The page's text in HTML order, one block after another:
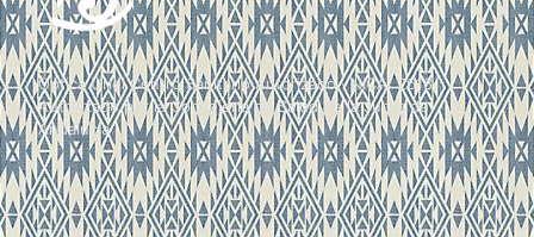
Óptica Uriel Centro Sanitario Autorizado · NICA: 2618
Autorizado por la Consejería de Salud de la Junta de
Andalucía